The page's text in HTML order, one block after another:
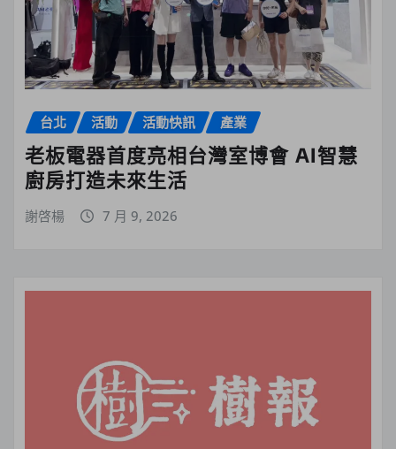
台北 活動 活動快訊 產業
老板電器首度亮相台灣室博會 AI智慧
廚房打造未來生活
謝啓楊 7 月 9, 2026